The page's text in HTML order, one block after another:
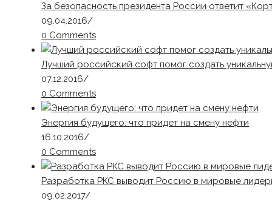
За безопасность президента России ответит
09.04.2016/
0 Comments
Лучший российский софт помог создать
07.12.2016/
0 Comments
Энергия будущего: что придет на смену нефти
16.10.2016/
0 Comments
Разработка РКС выводит Россию в мировые
09.02.2017/